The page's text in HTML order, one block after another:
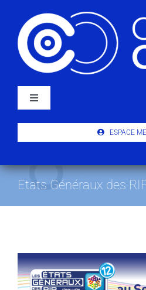
contenu
Navigation
bascule
ACTUALITÉS
PUBLICATIONS
MEMBRES
ESPACE
Etats Généraux des